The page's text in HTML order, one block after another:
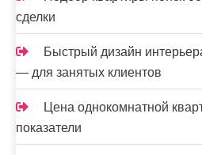
сделки
Быстрый дизайн
— для занятых клиентов
Цена однокомнатной
показатели